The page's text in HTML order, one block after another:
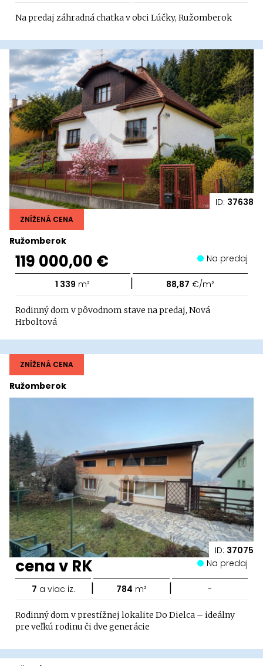
Na predaj záhradná chatka v obci Lúčky, Ružomberok
ID: 37638
Ružomberok
ZNÍŽENÁ CENA
119 000,00 € Na predaj
1 339 m² | 88,87 €/m²
Rodinný dom v pôvodnom stave na predaj, Nová
Hrboltová
ID: 37075
Ružomberok
ZNÍŽENÁ CENA
cena v RK Na predaj
7 a viac iz. | 784 m² | -
Rodinný dom v prestížnej lokalite Do Dielca – ideálny
pre veľkú rodinu či dve generácie